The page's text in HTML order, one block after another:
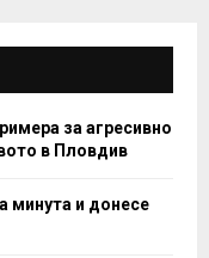
H
за агресивно
в Пловдив
минута и донесе